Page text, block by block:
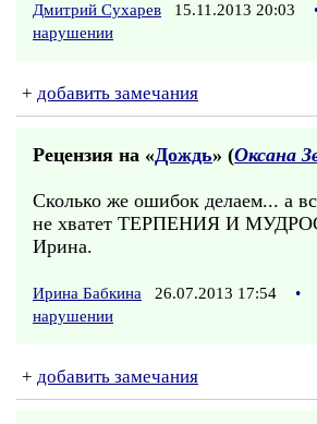
Дмитрий Сухарев 15.11.2013 20:03
нарушении
+ добавить замечания
Рецензия на «Дождь» (Оксана
Сколько же ошибок делаем... а
не хватет ТЕРПЕНИЯ И
Ирина.
Ирина Бабкина 26.07.2013 17:54 •
нарушении
+ добавить замечания